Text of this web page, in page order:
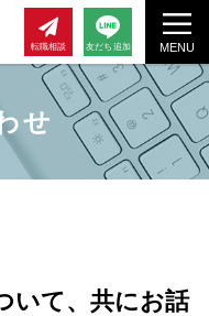
MENU
転職相談 友だち追加
せ
いて、共にお話